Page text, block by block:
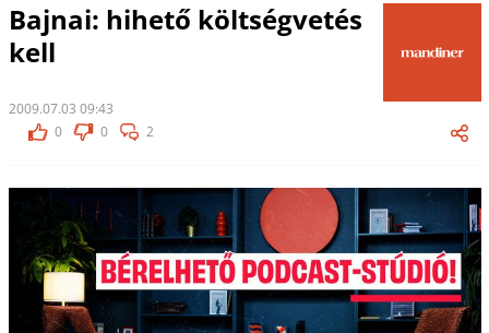
Bajnai: hihető költségvetés
kell
2009.07.03 09:43
0
0 2